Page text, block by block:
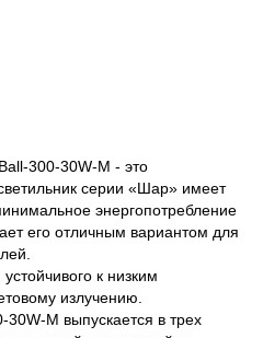
300-30W-M - это
серии «Шар» имеет
энергопотребление
его отличным вариантом для
к низким
излучению.
M выпускается в трех